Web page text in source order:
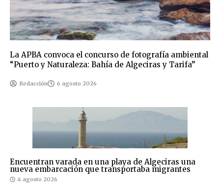
La APBA convoca el concurso de fotografía ambiental
“Puerto y Naturaleza: Bahía de Algeciras y Tarifa”
Redacción 6 agosto 2026
Encuentran varada en una playa de Algeciras una
nueva embarcación que transportaba migrantes
4 agosto 2026